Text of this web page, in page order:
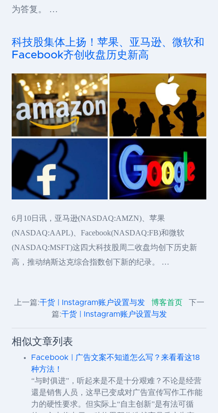
为答复。 …
科技股集体上扬！苹果、亚马逊、微软和
Facebook齐创收盘历史新高
6月10日讯，亚马逊(NASDAQ:AMZN)、苹果
(NASDAQ:AAPL)、Facebook(NASDAQ:FB)和微软
(NASDAQ:MSFT)这四大科技股周二收盘均创下历史新
高，推动纳斯达克综合指数创下新的纪录。 …
上一篇:干货 | Instagram账户设置与发 博客首页
下一
篇:干货 | Instagram账户设置与发
相似文章列表
Facebook | 广告文案不知道怎么写？来看看这18
种方法！
“与时俱进”，听起来是不是十分艰难？不论是经营
還是销售人员，这早已变成对广告宣传写作工作能
力的硬性要求。但实际上“自主创新”是有法可循